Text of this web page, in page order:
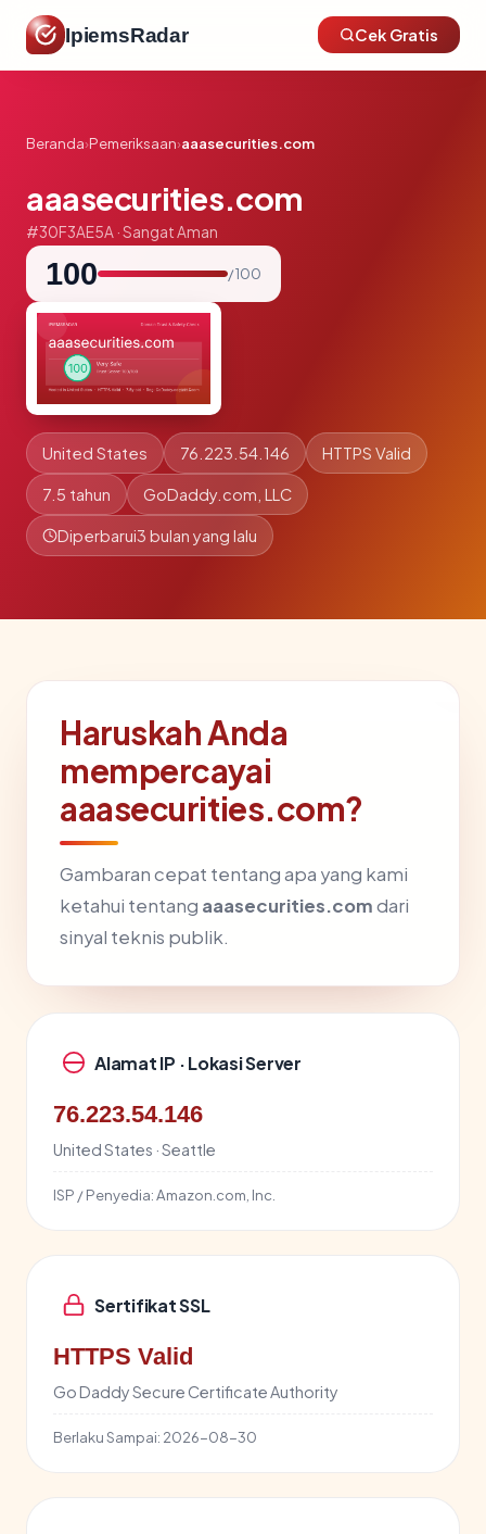
IpiemsRadar Cek Gratis
Beranda›Pemeriksaan›aaasecurities.com
aaasecurities.com
#30F3AE5A · Sangat Aman
100 / 100
United States 76.223.54.146 HTTPS Valid
7.5 tahun GoDaddy.com, LLC
Diperbarui3 bulan yang lalu
Haruskah Anda
mempercayai
aaasecurities.com?
Gambaran cepat tentang apa yang kami
ketahui tentang aaasecurities.comdari
sinyal teknis publik.
Alamat IP · Lokasi Server
76.223.54.146
United States · Seattle
ISP / Penyedia:Amazon.com, Inc.
Sertifikat SSL
HTTPS Valid
Go Daddy Secure Certificate Authority
Berlaku Sampai: 2026-08-30